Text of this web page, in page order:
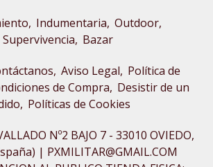
Indumentaria Outdoor,
Supervivencia Bazar
Aviso Legal Política de
de Compra Desistir de un
Políticas de Cookies
Nº2 BAJO 7 - 33010 OVIEDO,
| PXMILITAR@GMAIL.COM